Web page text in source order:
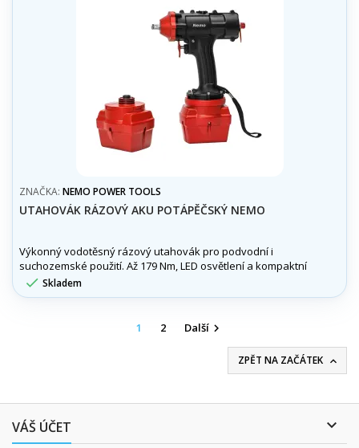
ZNAČKA: NEMO POWER TOOLS
UTAHOVÁK RÁZOVÝ AKU POTÁPĚČSKÝ NEMO
Výkonný vodotěsný rázový utahovák pro podvodní i
suchozemské použití. Až 179 Nm, LED osvětlení a kompaktní
tělo. Včetně 2× baterie 18 V / 6 Ah.
 Skladem
1 2 Další
ZPĚT NA ZAČÁTEK 
VÁŠ ÚČET 